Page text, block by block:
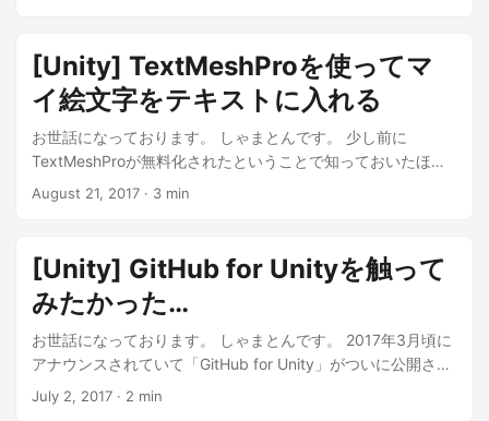
[Unity] TextMeshProを使ってマ
イ絵文字をテキストに入れる
お世話になっております。 しゃまとんです。 少し前に
TextMeshProが無料化されたということで知っておいたほう
がいいアセットの1つみたいです。 どうやらUnity標準である
August 21, 2017 · 3 min
[Unity] GitHub for Unityを触って
みたかった…
お世話になっております。 しゃまとんです。 2017年3月頃に
アナウンスされていて「GitHub for Unity」がついに公開され
たようです！ ということで、早速触ってみよーとした記事で
July 2, 2017 · 2 min